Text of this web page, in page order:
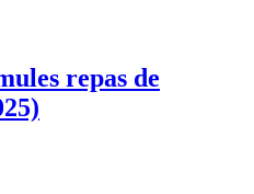
repas de